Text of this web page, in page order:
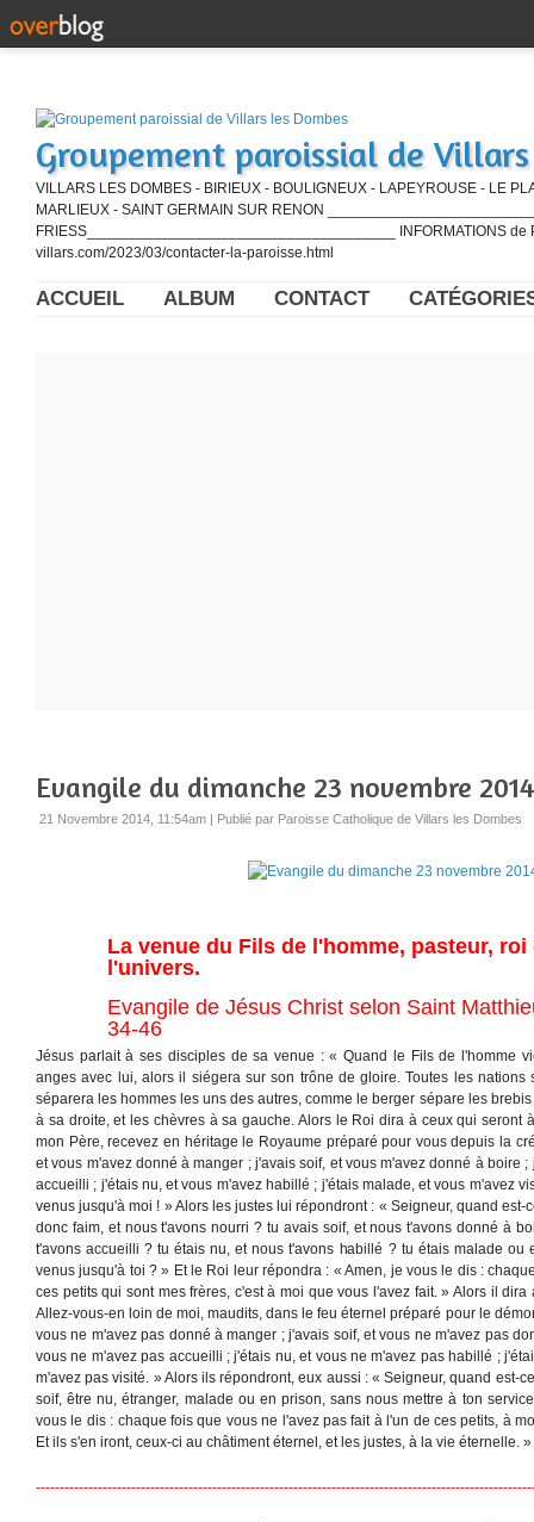
Groupement paroissial de
VILLARS LES DOMBES - BIRIEUX - BOULIGNEUX - LAPEYROUSE - LE
MARLIEUX - SAINT GERMAIN SUR RENON
FRIESS_____________________________________ INFORMATIONS de
villars.com/2023/03/contacter-la-paroisse.html
ACCUEIL ALBUM CONTACT
Evangile du dimanche 23 novembre 2014
21 Novembre 2014, 11:54am | Publié par Paroisse Catholique de Villars les Dombes
La venue du Fils de l'homme, pasteur, roi
l'univers.
Evangile de Jésus Christ selon Saint
34-46
Jésus parlait à ses disciples de sa venue : « Quand le Fils de l'homme
anges avec lui, alors il siégera sur son trône de gloire. Toutes les nations
séparera les hommes les uns des autres, comme le berger sépare les
à sa droite, et les chèvres à sa gauche. Alors le Roi dira à ceux qui seront
mon Père, recevez en héritage le Royaume préparé pour vous depuis la
et vous m'avez donné à manger ; j'avais soif, et vous m'avez donné à boire
accueilli ; j'étais nu, et vous m'avez habillé ; j'étais malade, et vous m'avez
venus jusqu'à moi ! » Alors les justes lui répondront : « Seigneur, quand
donc faim, et nous t'avons nourri ? tu avais soif, et nous t'avons donné à
t'avons accueilli ? tu étais nu, et nous t'avons habillé ? tu étais malade
venus jusqu'à toi ? » Et le Roi leur répondra : « Amen, je vous le dis :
ces petits qui sont mes frères, c'est à moi que vous l'avez fait. » Alors il
Allez-vous-en loin de moi, maudits, dans le feu éternel préparé pour le
vous ne m'avez pas donné à manger ; j'avais soif, et vous ne m'avez pas
vous ne m'avez pas accueilli ; j'étais nu, et vous ne m'avez pas habillé ;
m'avez pas visité. » Alors ils répondront, eux aussi : « Seigneur, quand est-
soif, être nu, étranger, malade ou en prison, sans nous mettre à ton
vous le dis : chaque fois que vous ne l'avez pas fait à l'un de ces petits, à
Et ils s'en iront, ceux-ci au châtiment éternel, et les justes, à la vie éternelle. »